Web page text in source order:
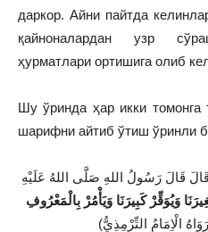
даркор. Айни пайтда
қайноналардан узр
ҳурматлари ортишига олиб
Шу ўринда ҳар икки томонга
шарифни айтиб ўтиш ўринли
قَالَ رَسُولُ اللهِ صَلَّى اللهُ عَلَيْهِ
وَيُوَقِّرْ كَبِيرَنَا وَيَأْمُرْ بِالْمَعْرُوفِ